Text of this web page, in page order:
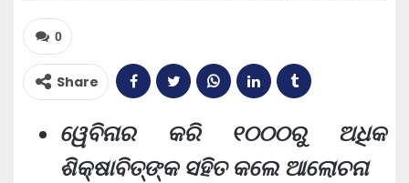
0
Share
ୱେବିନାର କରି ୧୦୦୦ରୁ ଅଧିକ
ଶିକ୍ଷାବିତ୍‌ଙ୍କ ସହିତ କଲେ ଆଲୋଚନା